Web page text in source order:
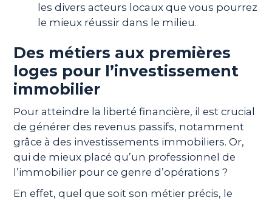
les divers acteurs locaux que vous pourrez
le mieux réussir dans le milieu.
Des métiers aux premières
loges pour l’investissement
immobilier
Pour atteindre la liberté financière, il est crucial
de générer des revenus passifs, notamment
grâce à des investissements immobiliers. Or,
qui de mieux placé qu’un professionnel de
l’immobilier pour ce genre d’opérations ?
En effet, quel que soit son métier précis, le